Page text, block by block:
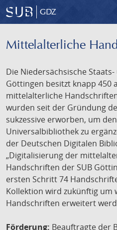
GDZ
Mittelalterliche
Die Niedersächsische
Göttingen besitzt knapp 450
mittelalterliche
wurden seit der Gründung
sukzessive erworben, um
Universalbibliothek zu
der Deutschen Digitalen
„Digitalisierung der
Handschriften der SUB
ersten Schritt 74
Kollektion wird zukünftig
Handschriften erweitert
Förderung: Beauftragte der